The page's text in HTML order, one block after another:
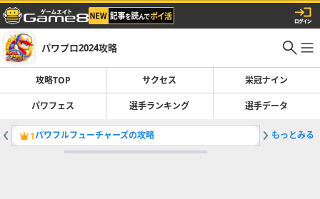
パワプロ2024攻略
攻略TOP サクセス 栄冠ナイン
パワフェス 選手ランキング 選手データ
1パワフルフューチャーズの攻略 2リュー
もっとみる